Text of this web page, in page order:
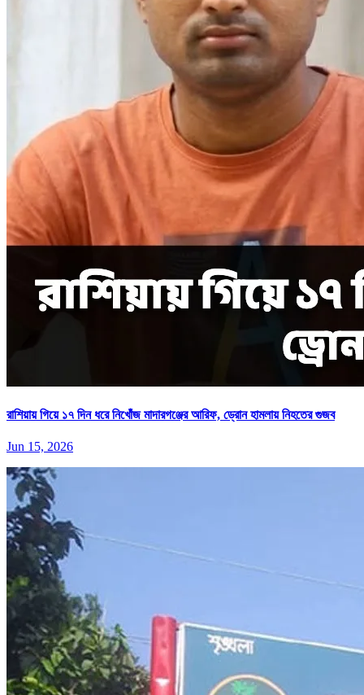
রাশিয়ায় গিয়ে ১৭ দিন ধরে নিখোঁজ মাদারগঞ্জের আরিফ, ড্রোন হামলায় নিহতের গুজব
Jun 15, 2026